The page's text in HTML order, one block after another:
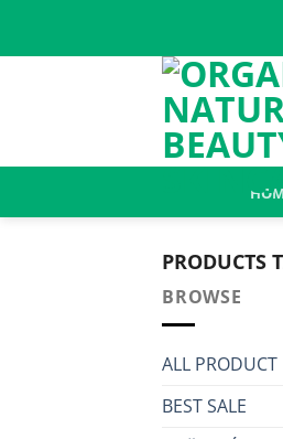
PRODUCTS
BROWSE
ALL PRODUCT
BEST SALE